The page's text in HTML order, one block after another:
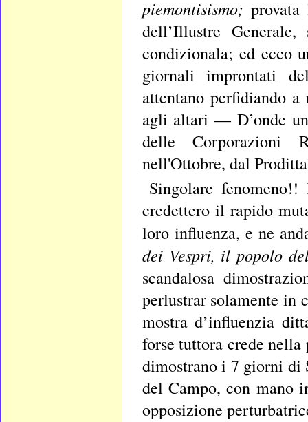
piemontisismo;
dell’Illustre Generale,
condizionala; ed ecco
giornali improntati
attentano perfidiando
agli altari — D’onde
delle Corporazioni
nell'Ottobre, dal
Singolare
credettero il rapido
loro influenza, e ne
dei Vespri, il popolo
scandalosa
perlustrar solamente in
mostra d’influenzia
forse tuttora crede
dimostrano i 7 giorni di
del Campo, con mano
opposizione